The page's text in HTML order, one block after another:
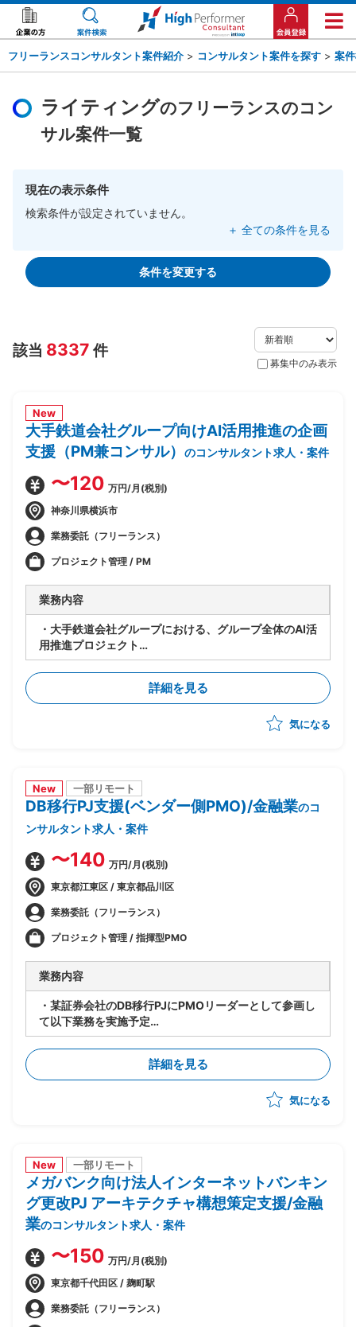
フリーランスコンサルタント案件紹介 > コンサルタント案件を探す > 案
ライティングのフリーランスのコン
サル案件一覧
現在の表示条件
検索条件が設定されていません。
＋ 全ての条件を見る
条件を変更する
該当 8337 件
募集中のみ表示
New
大手鉄道会社グループ向けAI活用推進の企画
支援（PM兼コンサル）
のコンサルタント求人・案件
〜120 万円/月(税別)
神奈川県横浜市
業務委託（フリーランス）
プロジェクト管理 / PM
業務内容
・大手鉄道会社グループにおける、グループ全体のAI活
用推進プロジェクト
・要件が固まっていない段階から顧客に入り、業務プロ
セスの整理とAI活用方針の設計を担当
・顧客の業務プロセスのヒアリング・可視化・整理
・課題の洗い出しと、AI活用による解決可能性の見極
ダーマネジメント
・後続フェーズに向けた要件整理と、開発チームへの引
詳細を見る
気になる
New 一部リモート
DB移行PJ支援(ベンダー側PMO)/金融業のコ
ンサルタント求人・案件
〜140 万円/月(税別)
東京都江東区 / 東京都品川区
業務委託（フリーランス）
プロジェクト管理 / 指揮型PMO
業務内容
・某証券会社のDB移行PJにPMOリーダーとして参画し
て以下業務を実施予定
-SAP ASE→DB2マイグレーションPJ全体の進捗管理/
情報収集
-開発BP社の進捗状況/障害解消状況/移行対応状況の総
合的な管理
-製造/単体/結合/総合テスト(3パラレル進行)の全体ス
詳細を見る
気になる
New 一部リモート
メガバンク向け法人インターネットバンキン
グ更改PJ アーキテクチャ構想策定支援/金融
業のコンサルタント求人・案件
〜150 万円/月(税別)
東京都千代田区 / 麹町駅
業務委託（フリーランス）